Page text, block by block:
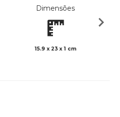
Dimensões
15.9 x 23 x 1 cm